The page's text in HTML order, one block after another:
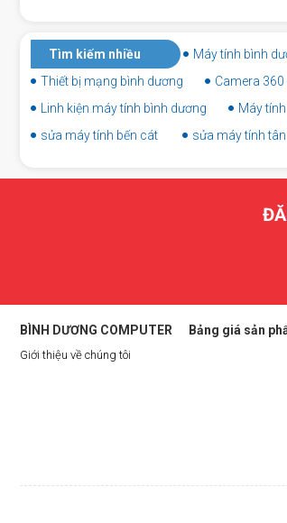
Sử dụng nắp lưng kính zin hoặc linh
Tìm kiếm nhiều Máy tính bình
Thiết bị mạng bình dương
Camera
Linh kiện máy tính bình dương
Máy
sửa máy tính bến cát
sửa máy tính
BÌNH DƯƠNG COMPUTER
Giới thiệu về chúng tôi
Bảng giá sản